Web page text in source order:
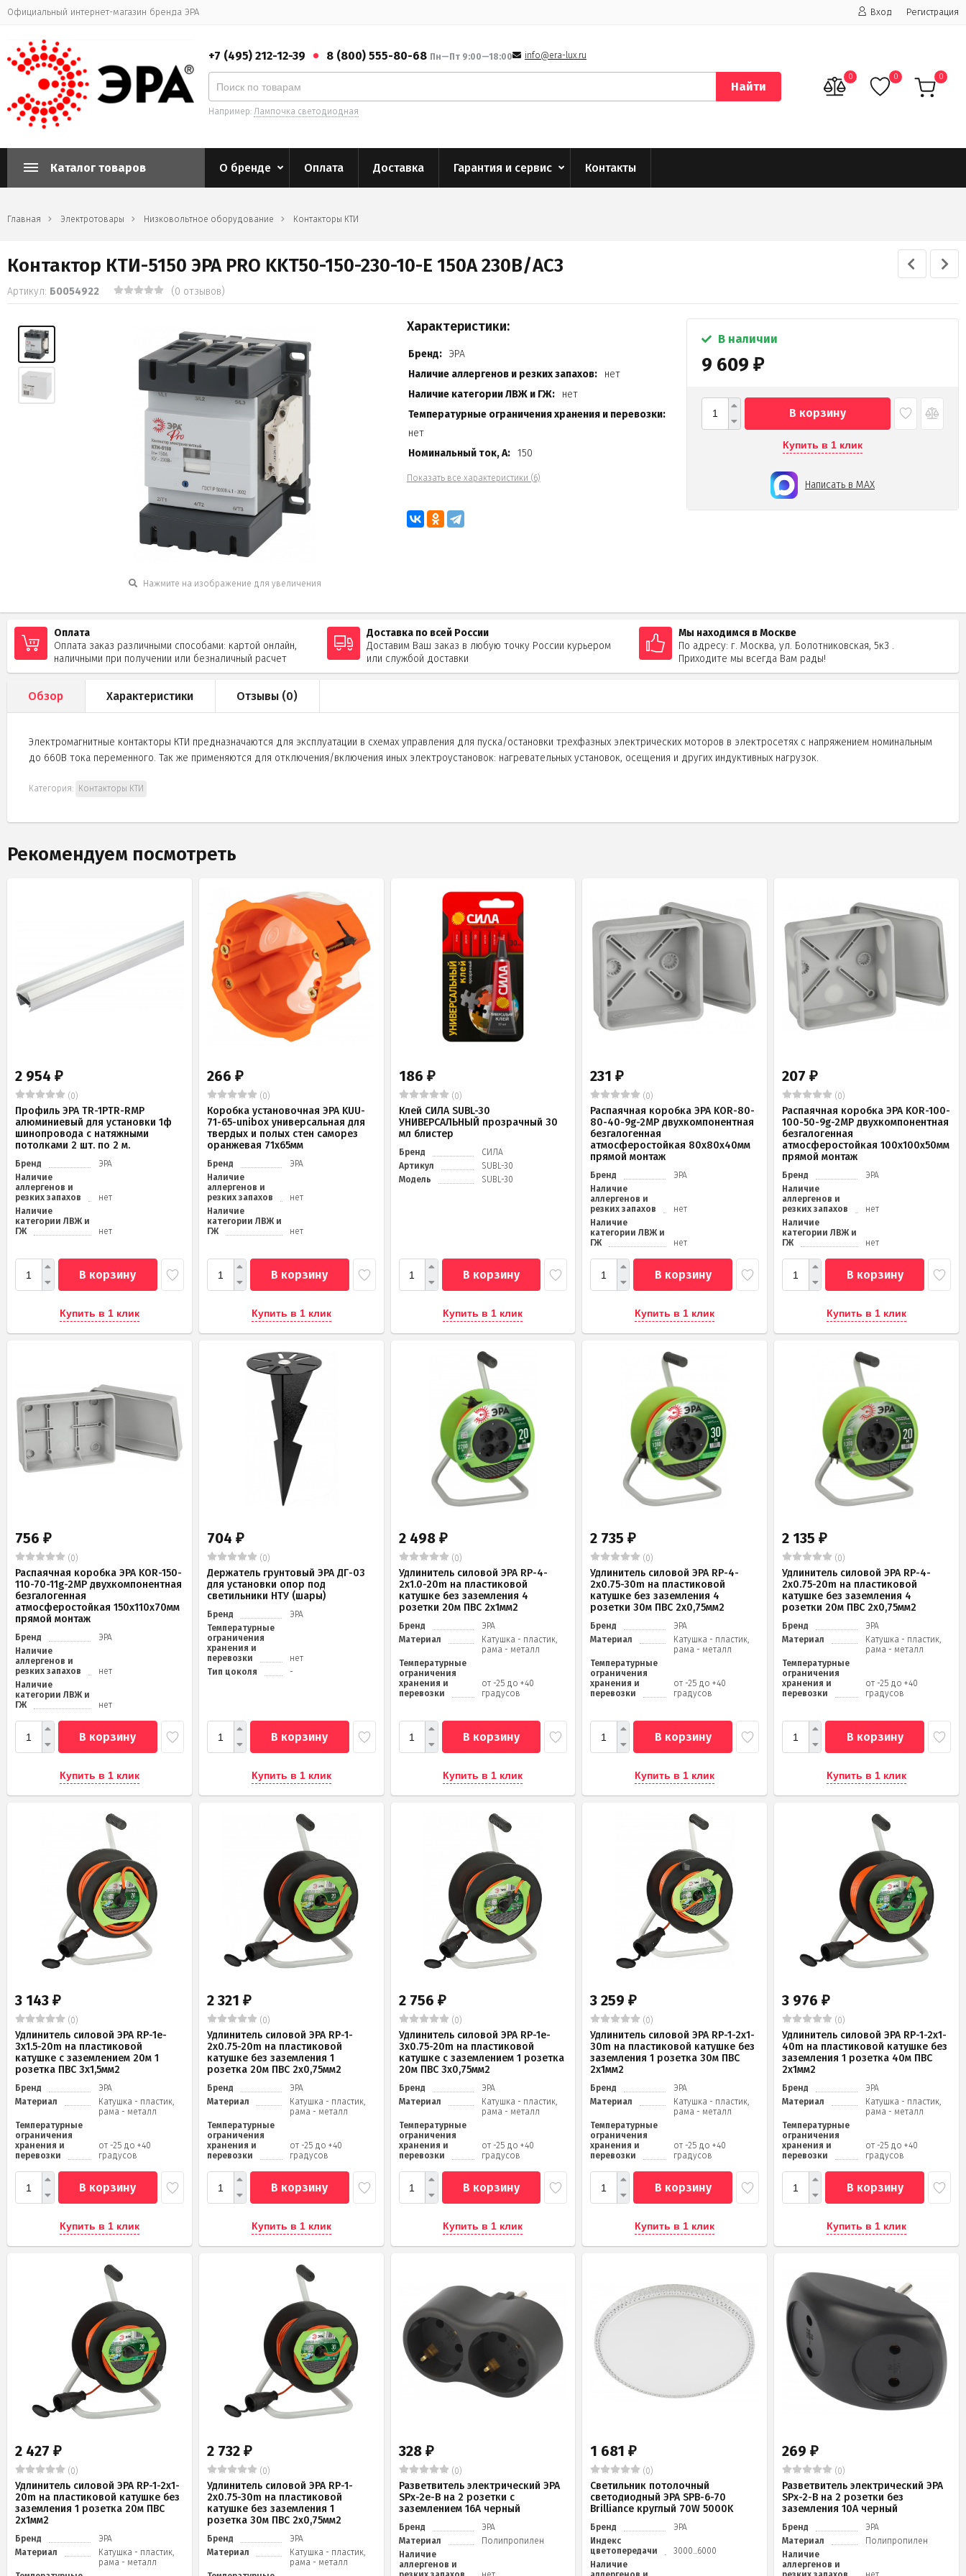
Официальный интернет-магазин бренда ЭРА Вход Регистрация
+7 (495) 212-12-39 8 (800) 555-80-68 Пн—Пт 9:00—18:00 info@era-lux.ru
Найти
Например: Лампочка светодиодная
0 0 0
Каталог товаров О бренде Оплата Доставка Гарантия и сервис Контакты
Главная Электротовары Низковольтное оборудование Контакторы КТИ
Контактор КТИ-5150 ЭРА PRO KKT50-150-230-10-E 150А 230В/АС3
Артикул: Б0054922 (0 отзывов)
Нажмите на изображение для увеличения
Характеристики:
Бренд: ЭРА
Наличие аллергенов и резких запахов:
нет
Наличие категории ЛВЖ и ГЖ:
нет
Температурные ограничения хранения и перевозки:
нет
Номинальный ток, А: 150
Показать все характеристики (6)
В наличии
9 609 ₽
В корзину
Купить в 1 клик
Написать в MAX
Оплата
Оплата заказ различными способами: картой онлайн,
наличными при получении или безналичный расчет
Доставка по всей России
Доставим Ваш заказ в любую точку России курьером
или службой доставки
Мы находимся в Москве
По адресу: г. Москва, ул. Болотниковская, 5к3 .
Приходите мы всегда Вам рады!
Обзор Характеристики Отзывы (0)
Электромагнитные контакторы КТИ предназначаются для эксплуатации в схемах управления для пуска/остановки трехфазных электрических моторов в электросетях с напряжением номинальным
до 660В тока переменного. Так же применяются для отключения/включения иных электроустановок: нагревательных установок, осещения и других индуктивных нагрузок.
Категория: Контакторы КТИ
Рекомендуем посмотреть
2 954 ₽
(0)
Профиль ЭРА TR-1PTR-RMP
алюминиевый для установки 1ф
шинопровода с натяжными
потолками 2 шт. по 2 м.
Бренд
ЭРА
Наличие
аллергенов и
резких запахов
нет
Наличие
категории ЛВЖ и
ГЖ
нет
В корзину
Купить в 1 клик
266 ₽
(0)
Коробка установочная ЭРА KUU-
71-65-unibox универсальная для
твердых и полых стен саморез
оранжевая 71х65мм
Бренд
ЭРА
Наличие
аллергенов и
резких запахов
нет
Наличие
категории ЛВЖ и
ГЖ
нет
В корзину
Купить в 1 клик
186 ₽
(0)
Клей СИЛА SUBL-30
УНИВЕРСАЛЬНЫЙ прозрачный 30
мл блистер
Бренд
СИЛА
Артикул
SUBL-30
Модель
SUBL-30
В корзину
Купить в 1 клик
231₽
(0)
Распаячная коробка ЭРА KOR-80-
80-40-9g-2MP двухкомпонентная
безгалогенная
атмосферостойкая 80х80х40мм
прямой монтаж
Бренд
ЭРА
Наличие
аллергенов и
резких запахов
нет
Наличие
категории ЛВЖ и
ГЖ
нет
В корзину
Купить в 1 клик
207₽
(0)
Распаячная коробка ЭРА KOR-100-
100-50-9g-2MP двухкомпонентная
безгалогенная
атмосферостойкая 100х100х50мм
прямой монтаж
Бренд
ЭРА
Наличие
аллергенов и
резких запахов
нет
Наличие
категории ЛВЖ и
ГЖ
нет
В корзину
Купить в 1 клик
756 ₽
(0)
Распаячная коробка ЭРА KOR-150-
110-70-11g-2MP двухкомпонентная
безгалогенная
атмосферостойкая 150х110х70мм
прямой монтаж
Бренд
ЭРА
Наличие
аллергенов и
резких запахов
нет
Наличие
категории ЛВЖ и
ГЖ
нет
В корзину
Купить в 1 клик
704 ₽
(0)
Держатель грунтовый ЭРА ДГ-03
для установки опор под
светильники НТУ (шары)
Бренд
ЭРА
Температурные
ограничения
хранения и
перевозки
нет
Тип цоколя
-
В корзину
Купить в 1 клик
2 498 ₽
(0)
Удлинитель силовой ЭРА RP-4-
2x1.0-20m на пластиковой
катушке без заземления 4
розетки 20м ПВС 2х1мм2
Бренд
ЭРА
Материал
Катушка - пластик,
рама - металл
Температурные
ограничения
хранения и
перевозки
от -25 до +40
градусов
В корзину
Купить в 1 клик
2 735₽
(0)
Удлинитель силовой ЭРА RP-4-
2x0.75-30m на пластиковой
катушке без заземления 4
розетки 30м ПВС 2х0,75мм2
Бренд
ЭРА
Материал
Катушка - пластик,
рама - металл
Температурные
ограничения
хранения и
перевозки
от -25 до +40
градусов
В корзину
Купить в 1 клик
2 135₽
(0)
Удлинитель силовой ЭРА RP-4-
2x0.75-20m на пластиковой
катушке без заземления 4
розетки 20м ПВС 2х0,75мм2
Бренд
ЭРА
Материал
Катушка - пластик,
рама - металл
Температурные
ограничения
хранения и
перевозки
от -25 до +40
градусов
В корзину
Купить в 1 клик
3 143 ₽
(0)
Удлинитель силовой ЭРА RP-1e-
3x1.5-20m на пластиковой
катушке c заземлением 20м 1
розетка ПВС 3х1,5мм2
Бренд
ЭРА
Материал
Катушка - пластик,
рама - металл
Температурные
ограничения
хранения и
перевозки
от -25 до +40
градусов
В корзину
Купить в 1 клик
2 321 ₽
(0)
Удлинитель силовой ЭРА RP-1-
2x0.75-20m на пластиковой
катушке без заземления 1
розетка 20м ПВС 2х0,75мм2
Бренд
ЭРА
Материал
Катушка - пластик,
рама - металл
Температурные
ограничения
хранения и
перевозки
от -25 до +40
градусов
В корзину
Купить в 1 клик
2 756 ₽
(0)
Удлинитель силовой ЭРА RP-1e-
3х0.75-20m на пластиковой
катушке c заземлением 1 розетка
20м ПВС 3х0,75мм2
Бренд
ЭРА
Материал
Катушка - пластик,
рама - металл
Температурные
ограничения
хранения и
перевозки
от -25 до +40
градусов
В корзину
Купить в 1 клик
3 259₽
(0)
Удлинитель силовой ЭРА RP-1-2x1-
30m на пластиковой катушке без
заземления 1 розетка 30м ПВС
2x1мм2
Бренд
ЭРА
Материал
Катушка - пластик,
рама - металл
Температурные
ограничения
хранения и
перевозки
от -25 до +40
градусов
В корзину
Купить в 1 клик
3 976₽
(0)
Удлинитель силовой ЭРА RP-1-2x1-
40m на пластиковой катушке без
заземления 1 розетка 40м ПВС
2x1мм2
Бренд
ЭРА
Материал
Катушка - пластик,
рама - металл
Температурные
ограничения
хранения и
перевозки
от -25 до +40
градусов
В корзину
Купить в 1 клик
2 427 ₽
(0)
Удлинитель силовой ЭРА RP-1-2x1-
20m на пластиковой катушке без
заземления 1 розетка 20м ПВС
2х1мм2
Бренд
ЭРА
Материал
Катушка - пластик,
рама - металл
2 732 ₽
(0)
Удлинитель силовой ЭРА RP-1-
2x0.75-30m на пластиковой
катушке без заземления 1
розетка 30м ПВС 2х0,75мм2
Бренд
ЭРА
Материал
Катушка - пластик,
рама - металл
328 ₽
(0)
Разветвитель электрический ЭРА
SPx-2e-B на 2 розетки с
заземлением 16А черный
Бренд
ЭРА
Материал
Полипропилен
Наличие
аллергенов и
1 681₽
(0)
Светильник потолочный
светодиодный ЭРА SPB-6-70
Brilliance круглый 70W 5000K
Бренд
ЭРА
Индекс
цветопередачи
3000...6000
Наличие
269₽
(0)
Разветвитель электрический ЭРА
SPx-2-B на 2 розетки без
заземления 10А черный
Бренд
ЭРА
Материал
Полипропилен
Наличие
аллергенов и